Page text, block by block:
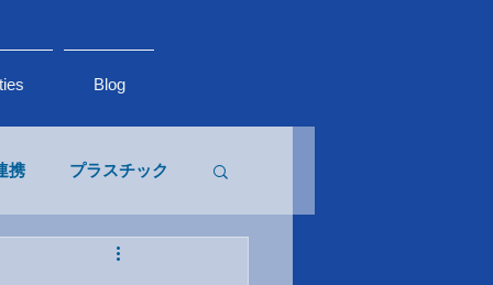
Blog
携 プラスチック